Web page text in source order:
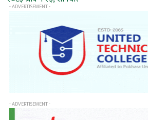
- ADVERTISEMENT -
- ADVERTISEMENT -